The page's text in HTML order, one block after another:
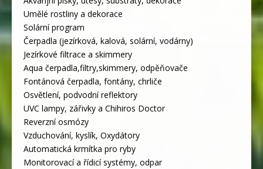
Umělé rostliny a dekorace
Solární program
Čerpadla (jezírková, kalová, solární, vodárny)
Jezírkové filtrace a skimmery
Aqua čerpadla,filtry,skimmery, odpěňovače
Fontánová čerpadla, fontány, chrliče
Osvětlení, podvodní reflektory
UVC lampy, zářivky a Chihiros Doctor
Reverzní osmózy
Vzduchování, kyslík, Oxydátory
Automatická krmítka pro ryby
Monitorovací a řídicí systémy, odpar